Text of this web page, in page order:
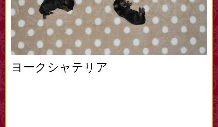
ヨークシャテリア